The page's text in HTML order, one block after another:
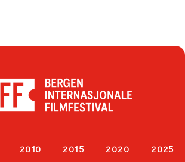
2010
2015
2020
2025